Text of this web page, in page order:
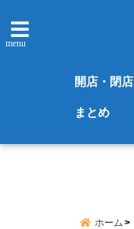
menu
開店・閉店
まとめ
ホーム